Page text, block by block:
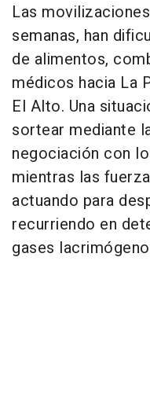
Las
semanas, han
de alimentos,
médicos hacia La
El Alto. Una
sortear mediante
negociación con
mientras las
actuando para
recurriendo en
gases